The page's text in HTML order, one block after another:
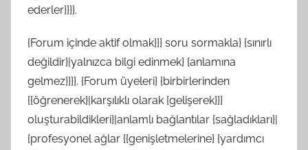
ederler}}}}.
{Forum içinde aktif olmak}}} soru sormakla} {sınırlı
değildir}|yalnızca bilgi edinmek} {anlamına
gelmez}}}}. {Forum üyeleri} {birbirlerinden
{{öğrenerek}|karşılıklı olarak {gelişerek}}}
oluşturabildikleri}|anlamlı bağlantılar {sağladıkları}|
{profesyonel ağlar {{genişletmelerine} {yardımcı